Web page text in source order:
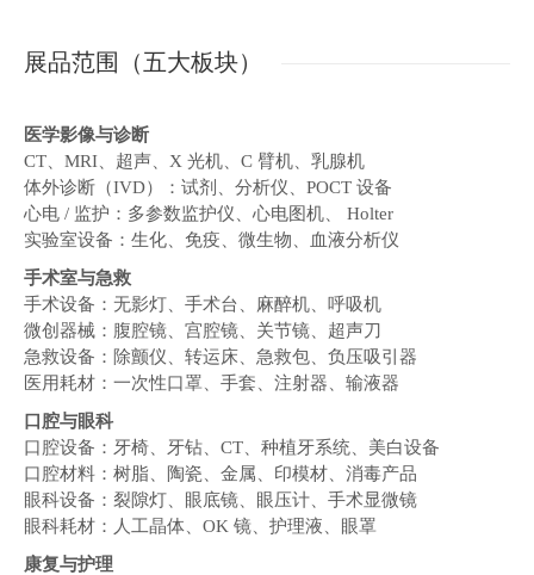
展品范围（五大板块）
医学影像与诊断
CT、MRI、超声、X 光机、C 臂机、乳腺机
体外诊断（IVD）：试剂、分析仪、POCT 设备
心电 / 监护：多参数监护仪、心电图机、 Holter
实验室设备：生化、免疫、微生物、血液分析仪
手术室与急救
手术设备：无影灯、手术台、麻醉机、呼吸机
微创器械：腹腔镜、宫腔镜、关节镜、超声刀
急救设备：除颤仪、转运床、急救包、负压吸引器
医用耗材：一次性口罩、手套、注射器、输液器
口腔与眼科
口腔设备：牙椅、牙钻、CT、种植牙系统、美白设备
口腔材料：树脂、陶瓷、金属、印模材、消毒产品
眼科设备：裂隙灯、眼底镜、眼压计、手术显微镜
眼科耗材：人工晶体、OK 镜、护理液、眼罩
康复与护理